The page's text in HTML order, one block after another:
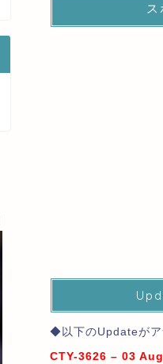
ス
◆以下のUpdateがア
CTY-3626 – 03